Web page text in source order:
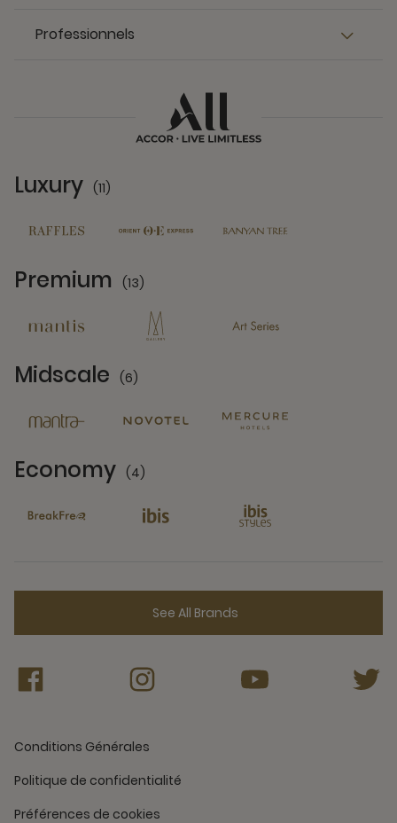
Professionnels
Luxury (11)
Premium (13)
Midscale (6)
Economy (4)
See All Brands
Conditions Générales
Politique de confidentialité
Préférences de cookies